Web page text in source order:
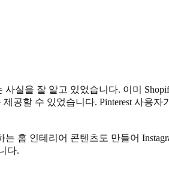
사실을 잘 알고 있었습니다. 이미
공할 수 있었습니다. Pinterest 사용
는 홈 인테리어 콘텐츠도 만들어
다.